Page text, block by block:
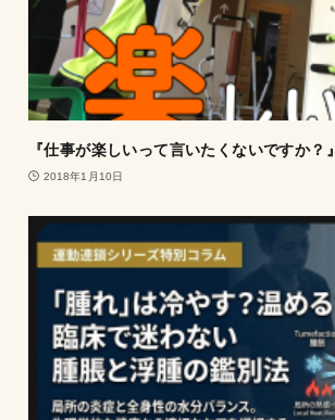
『仕事が楽しいって言いたくないですか？』
2018年1月10日